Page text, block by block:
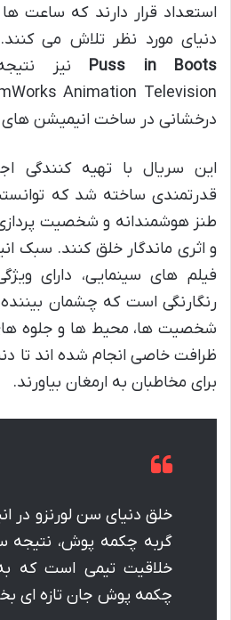
استعداد قرار دارند که ساعت
دنیای مورد نظر تلاش می
Puss in Boots نیز
درخشانی در ساخت انیمیشن های
این سریال با تهیه کنندگی
قدرتمندی ساخته شد که
طنز هوشمندانه و شخصیت
و اثری ماندگار خلق کنند. سبک
فیلم های سینمایی، دارای
رنگارنگی است که چشمان
شخصیت ها، محیط ها و جلوه
ظرافت خاصی انجام شده اند تا
برای مخاطبان به ارمغان بیاورند.
خلق دنیای سن لورنزو در
گربه چکمه پوش، نتیجه
خلاقیت تیمی است که
چکمه پوش جان تازه ای